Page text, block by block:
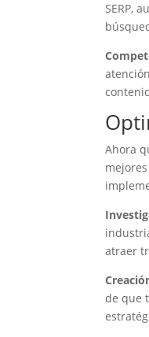
SERP,
Ahora
atraer
de que